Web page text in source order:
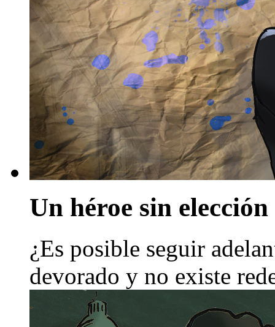
Un héroe sin elección
¿Es posible seguir
devorado y no existe